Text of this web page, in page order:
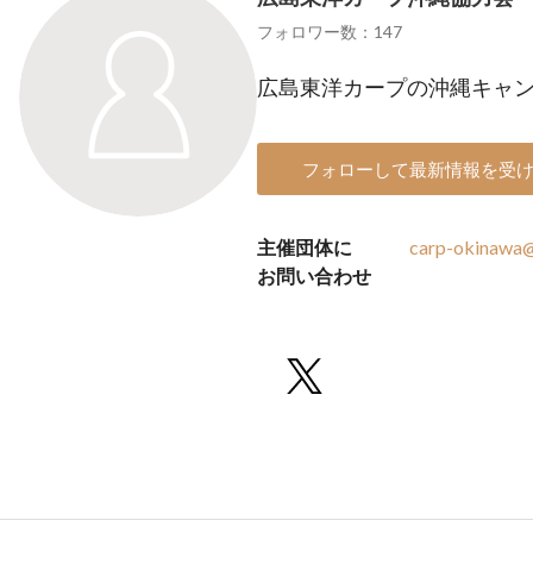
フォロワー数：147
広島東洋カープの沖縄キャ
フォローして最新情報を受
主催団体に
お問い合わせ
carp-